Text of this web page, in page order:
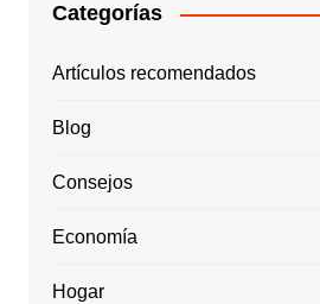
Categorías
Artículos recomendados
Blog
Consejos
Economía
Hogar